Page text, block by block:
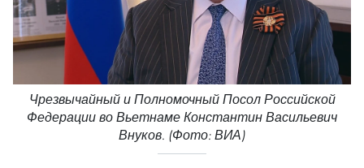
Чрезвычайный и Полномочный Посол Российской
Федерации во Вьетнаме Константин Васильевич
Внуков. (Фото: ВИА)